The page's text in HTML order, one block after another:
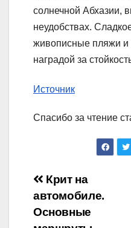
солнечной Абхазии,
неудобствах.
живописные пляжи и
наградой за
Источник
Спасибо за чтение
Навигация
по
Крит на
автомобиле.
Основные